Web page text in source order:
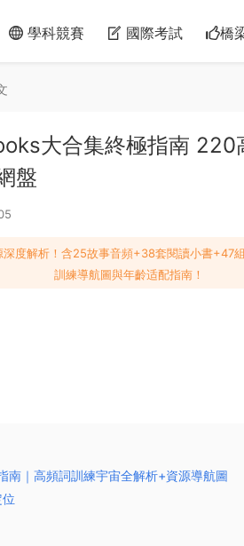
學科競賽 國際考試 橋
大合集終極指南 220
盤
度解析！含25故事音頻+38套閱讀小書+47
訓練導航圖與年齡适配指南！
｜高頻詞訓練宇宙全解析+資源導航圖​​